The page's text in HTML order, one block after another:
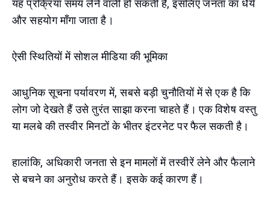
यह प्रक्रिया समय लेने वाली हो सकती है, इसलिए जनता का धैर्य
और सहयोग माँगा जाता है।
ऐसी स्थितियों में सोशल मीडिया की भूमिका
आधुनिक सूचना पर्यावरण में, सबसे बड़ी चुनौतियों में से एक है कि
लोग जो देखते हैं उसे तुरंत साझा करना चाहते हैं। एक विशेष वस्तु
या मलबे की तस्वीर मिनटों के भीतर इंटरनेट पर फैल सकती है।
हालांकि, अधिकारी जनता से इन मामलों में तस्वीरें लेने और फैलाने
से बचने का अनुरोध करते हैं। इसके कई कारण हैं।